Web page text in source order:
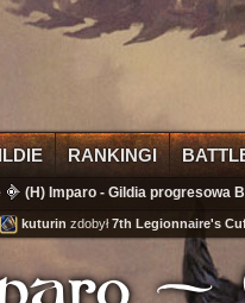
RANKINGI
(H) Imparo - Gildia progresowa
zdobył7th Legionnaire's Cuffs .